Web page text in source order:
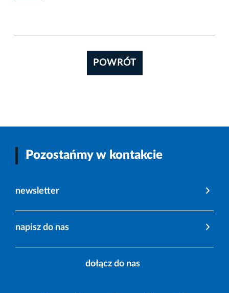
POWRÓT
Pozostańmy w kontakcie
newsletter
napisz do nas
dołącz do nas